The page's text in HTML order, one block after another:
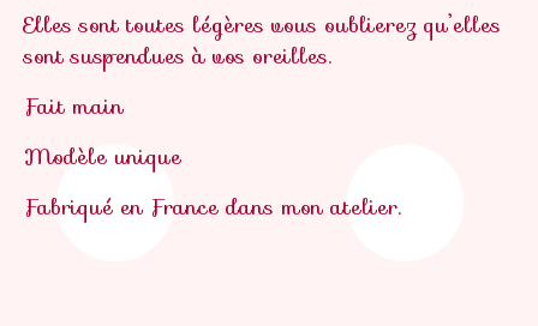
Elles sont toutes légères vous oublierez qu’elles
sont suspendues à vos oreilles.
Fait main
Modèle unique
Fabriqué en France dans mon atelier.